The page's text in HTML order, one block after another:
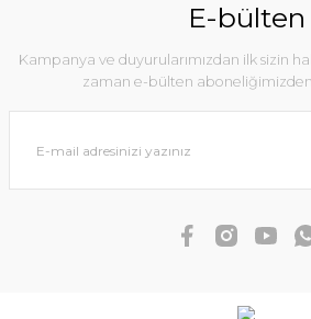
E-bülten
Kampanya ve duyurularımızdan ilk sizin
zaman e-bülten aboneliğimizden